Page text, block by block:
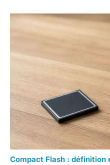
Compact Flash : définition